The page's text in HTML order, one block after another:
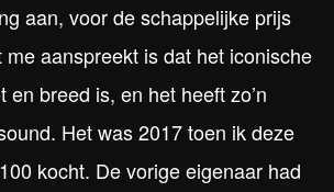
aan, voor de schappelijke prijs
me aanspreekt is dat het iconische
en breed is, en het heeft zo’n
Het was 2017 toen ik deze
kocht. De vorige eigenaar had